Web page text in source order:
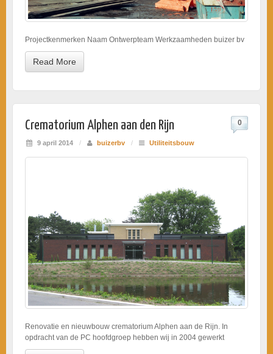
Projectkenmerken Naam Ontwerpteam Werkzaamheden buizer bv
Read More
Crematorium Alphen aan den Rijn
9 april 2014 / buizerbv / Utiliteitsbouw
0
Renovatie en nieuwbouw crematorium Alphen aan de Rijn. In
opdracht van de PC hoofdgroep hebben wij in 2004 gewerkt